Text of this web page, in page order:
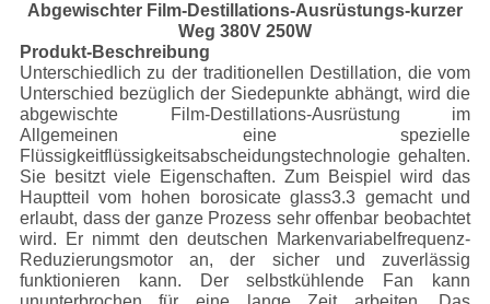
Abgewischter Film-Destillations-Ausrüstungs-kurzer
Weg 380V 250W
Produkt-Beschreibung
Unterschiedlich zu der traditionellen Destillation, die vom
Unterschied bezüglich der Siedepunkte abhängt, wird die
abgewischte Film-Destillations-Ausrüstung im
Allgemeinen eine spezielle
Flüssigkeitflüssigkeitsabscheidungstechnologie gehalten.
Sie besitzt viele Eigenschaften. Zum Beispiel wird das
Hauptteil vom hohen borosicate glass3.3 gemacht und
erlaubt, dass der ganze Prozess sehr offenbar beobachtet
wird. Er nimmt den deutschen Markenvariabelfrequenz-
Reduzierungsmotor an, der sicher und zuverlässig
funktionieren kann. Der selbstkühlende Fan kann